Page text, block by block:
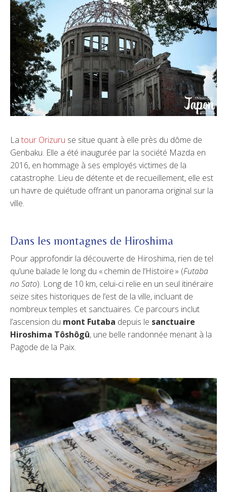
La tour Orizuru se situe quant à elle près du dôme de
Genbaku. Elle a été inaugurée par la société Mazda en
2016, en hommage à ses employés victimes de la
catastrophe. Lieu de détente et de recueillement, elle est
un havre de quiétude offrant un panorama original sur la
ville.
Dans les montagnes de Hiroshima
Pour approfondir la découverte de Hiroshima, rien de tel
qu’une balade le long du « chemin de l’Histoire » (Futaba
no Sato). Long de 10 km, celui-ci relie en un seul itinéraire
seize sites historiques de l’est de la ville, incluant de
nombreux temples et sanctuaires. Ce parcours inclut
l’ascension du mont Futaba depuis le sanctuaire
Hiroshima Tôshôgû, une belle randonnée menant à la
Pagode de la Paix.